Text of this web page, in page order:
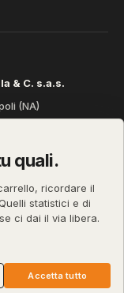
& C. s.a.s.
(NA)
quali.
ricordare il
statistici e di
ci dai il via libera.
Accetta tutto